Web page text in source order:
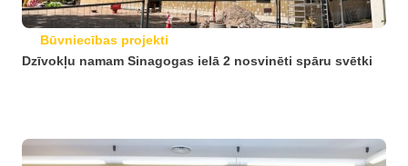
Būvniecības projekti
Dzīvokļu namam Sinagogas ielā 2 nosvinēti spāru svētki